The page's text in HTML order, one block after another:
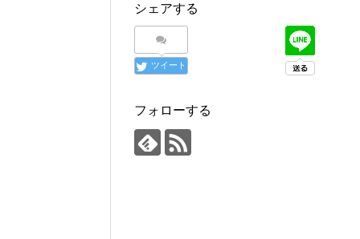
シェアする
ツイート
フォローする